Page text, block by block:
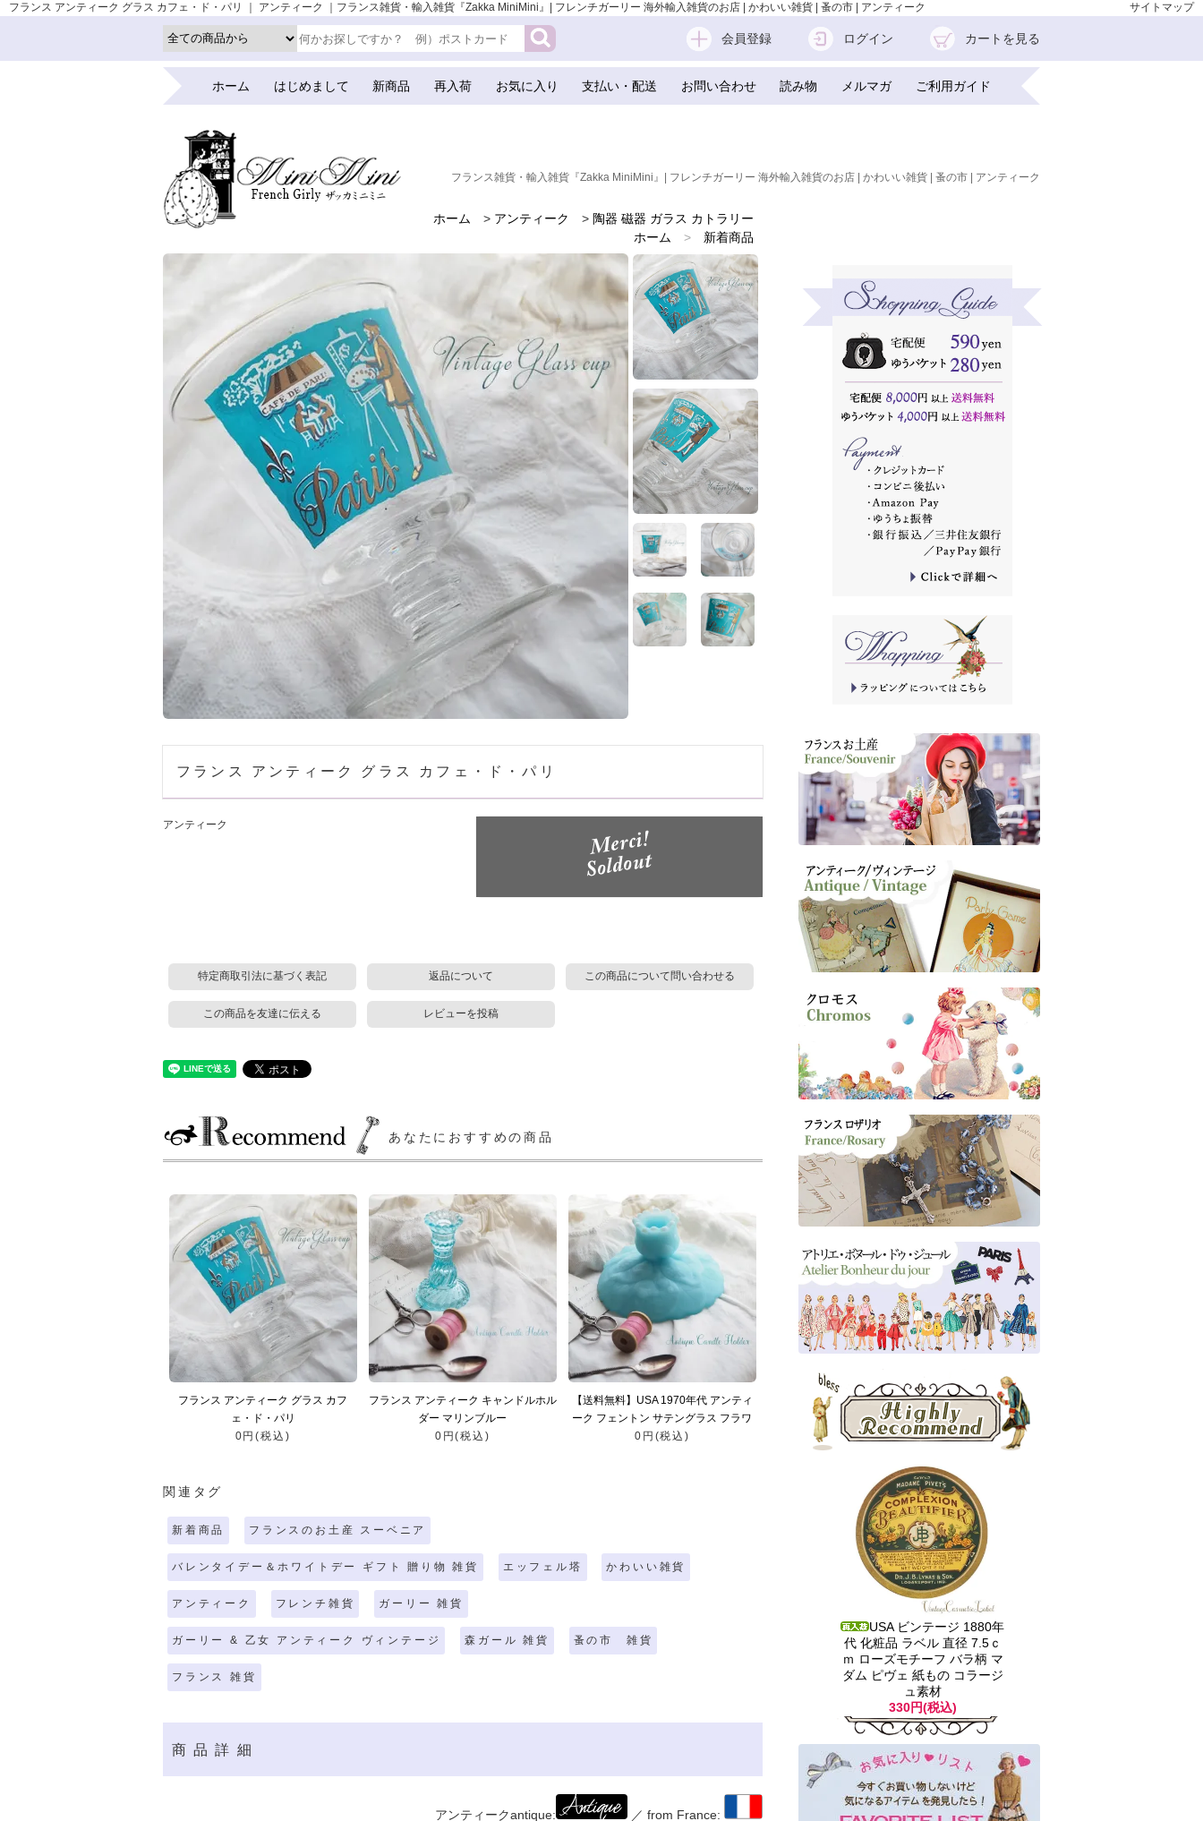
フランス アンティーク グラス カフェ・ド・パリ ｜ アンティーク ｜フランス雑貨・輸入雑貨『Zakka MiniMini』| フレンチガーリー 海外輸入雑貨のお店 | かわいい雑貨 | 蚤の市 | アンティーク サイトマップ
会員登録 ログイン カートを見る
ホーム はじめまして 新商品 再入荷 お気に入り 支払い・配送 お問い合わせ 読み物 メルマガ ご利用ガイド
フランス雑貨・輸入雑貨『Zakka MiniMini』| フレンチガーリー 海外輸入雑貨のお店 | かわいい雑貨 | 蚤の市 | アンティーク
ホーム > アンティーク > 陶器 磁器 ガラス カトラリー
ホーム
>
新着商品
ホーム
>
フランスのお土産 スーベニア
バレンタイデー＆ホワイトデー ギフト 贈り物 雑貨
ホーム
>
エッフェル塔
ホーム
>
かわいい雑貨
ホーム
>
アンティーク
ホーム
>
フレンチ雑貨
ホーム
>
ガーリー 雑貨
>
ガーリー & 乙女 アンティーク ヴィンテージ
ホーム
>
森ガール 雑貨
ホーム
>
蚤の市 雑貨
ホーム
> フランス 雑貨
フランス アンティーク グラス カフェ・ド・パリ
アンティーク
特定商取引法に基づく表記 返品について この商品について問い合わせる
この商品を友達に伝える レビューを投稿
あなたにおすすめの商品
フランス アンティーク グラス カフ
ェ・ド・パリ
0円(税込)
フランス アンティーク キャンドルホル
ダー マリンブルー
0円(税込)
【送料無料】USA 1970年代 アンティ
ーク フェントン サテングラス フラワ
ー キャンドルホルダー
0円(税込)
関連タグ
新着商品 フランスのお土産 スーベニア
バレンタイデー＆ホワイトデー ギフト 贈り物 雑貨 エッフェル塔 かわいい雑貨
アンティーク フレンチ雑貨 ガーリー 雑貨
ガーリー & 乙女 アンティーク ヴィンテージ 森ガール 雑貨 蚤の市 雑貨
フランス 雑貨
商品詳細
アンティークantique: ／ from France:
USA ビンテージ 1880年
代 化粧品 ラベル 直径 7.5ｃ
ｍ ローズモチーフ バラ柄 マ
ダム ピヴェ 紙もの コラージ
ュ素材
330円(税込)